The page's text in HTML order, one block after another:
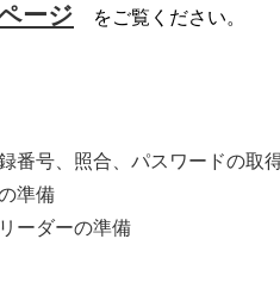
ージ をご覧ください。
番号、照合、パスワードの取得
準備
ーダーの準備